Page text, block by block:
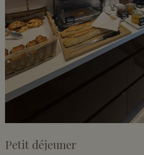
Petit déjeuner